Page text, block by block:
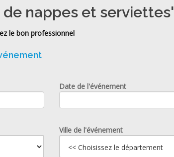
nappes et serviettes'
le bon professionnel
Date de l'événement
Ville de l'événement